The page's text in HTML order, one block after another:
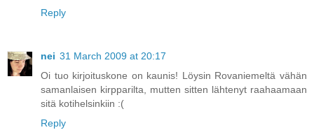
Reply
nei 31 March 2009 at 20:17
Oi tuo kirjoituskone on kaunis! Löysin Rovaniemeltä vähän
samanlaisen kirpparilta, mutten sitten lähtenyt raahaamaan
sitä kotihelsinkiin :(
Reply